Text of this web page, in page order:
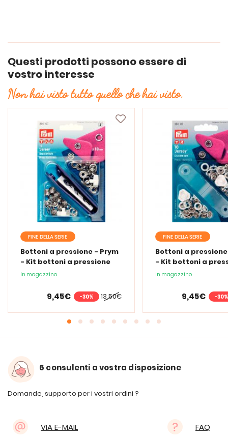
Questi prodotti possono essere di
vostro interesse
Non hai visto tutto quello che hai visto.
FINE DELLA SERIE
Bottoni a pressione - Prym
- Kit bottoni a pressione
Jersey - 10 mm
In magazzino
13,50€
9,45€ -30%
FINE DELLA SERIE
Bottoni a
- Kit bottoni a
Jersey - 10 mm
In magazzino
9,45€ -30%
6 consulenti a vostra disposizione
Domande, supporto per i vostri ordini ?
VIA E-MAIL FAQ